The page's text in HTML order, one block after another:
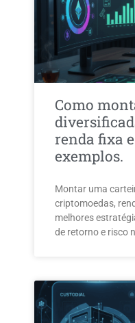
Como
renda fixa e
exemplos.
Montar uma
criptomoedas,
melhores
de retorno e risco